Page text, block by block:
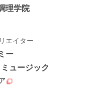
理学院
エイター
ー
ュージック